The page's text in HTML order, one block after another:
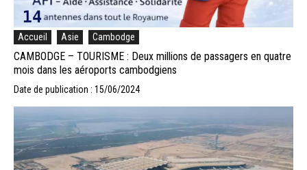
Accueil Asie Cambodge
CAMBODGE – TOURISME : Deux millions de passagers en quatre
mois dans les aéroports cambodgiens
Date de publication : 15/06/2024